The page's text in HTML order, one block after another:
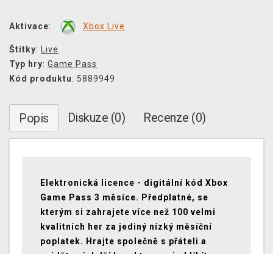
Aktivace: Xbox Live
Štítky: Live
Typ hry: Game Pass
Kód produktu: 5889949
Popis Diskuze (0) Recenze (0)
Elektronická licence - digitální kód Xbox
Game Pass 3 měsíce. Předplatné, se
kterým si zahrajete více než 100 velmi
kvalitních her za jediný nízký měsíční
poplatek. Hrajte společně s přáteli a